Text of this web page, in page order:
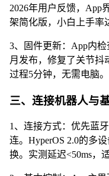
2026年用户反馈，App
架简化版，小白上手率
3、固件更新：App内检
月发布，修复了关节抖
过程5分钟，无需电脑。
三、连接机器人与
1、连接方式：优先蓝
连。HyperOS 2.0的多
换。实测延迟<50ms，